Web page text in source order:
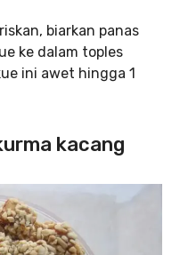
biarkan panas
ke dalam toples
ini awet hingga 1
kacang